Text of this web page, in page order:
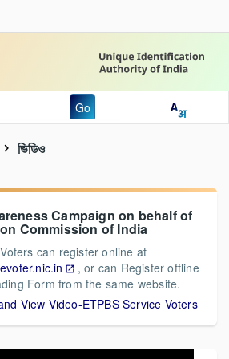
Go
ভিডিও
Campaign on behalf of
Commission of India
can register online at
, or can Register offline
Form from the same website.
View Video-ETPBS Service Voters